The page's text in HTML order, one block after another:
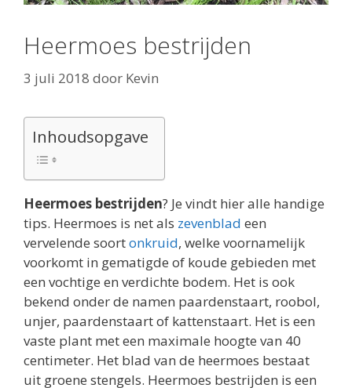
Heermoes bestrijden
3 juli 2018 door Kevin
Inhoudsopgave
Heermoes bestrijden? Je vindt hier alle handige
tips. Heermoes is net als zevenblad een
vervelende soortonkruid, welke voornamelijk
voorkomt in gematigde of koude gebieden met
een vochtige en verdichte bodem. Het is ook
bekend onder de namen paardenstaart, roobol,
unjer, paardenstaart of kattenstaart. Het is een
vaste plant met een maximale hoogte van 40
centimeter. Het blad van de heermoes bestaat
uit groene stengels. Heermoes bestrijden is een